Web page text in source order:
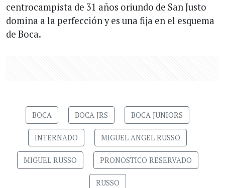
centrocampista de 31 años oriundo de San Justo
domina a la perfección y es una fija en el esquema
de Boca.
BOCA BOCA JRS BOCA JUNIORS
INTERNADO MIGUEL ANGEL RUSSO
MIGUEL RUSSO PRONOSTICO RESERVADO
RUSSO